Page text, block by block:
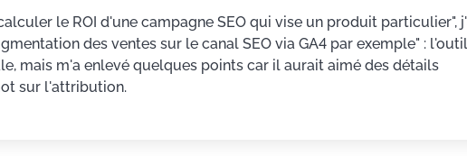
le ROI d'une campagne SEO qui vise un produit particulier",
des ventes sur le canal SEO via GA4 par exemple" :
mais m'a enlevé quelques points car il aurait aimé des détails
sur l'attribution.